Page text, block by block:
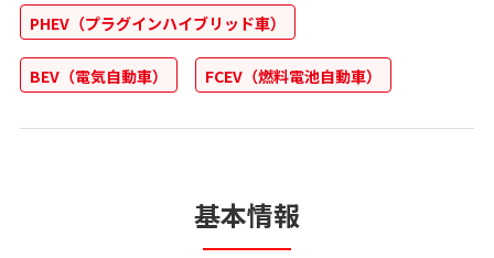
PHEV（プラグインハイブリッド車）
BEV（電気自動車） FCEV（燃料電池自動車）
基本情報